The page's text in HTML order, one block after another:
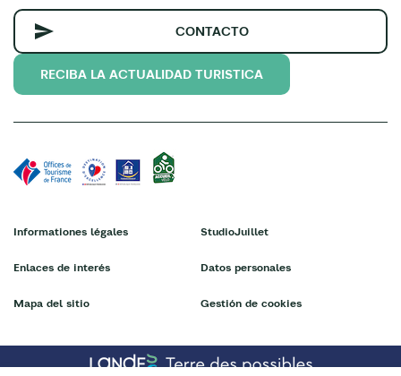
CONTACTO
RECIBA LA ACTUALIDAD TURISTICA
Informationes légales
Enlaces de interés
Mapa del sitio
StudioJuillet
Datos personales
Gestión de cookies